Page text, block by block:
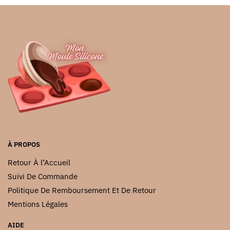
options
peuvent
être
choisies
sur
produit
À PROPOS
Retour À l’Accueil
Suivi De Commande
Politique De Remboursement Et De Retour
Mentions Légales
AIDE